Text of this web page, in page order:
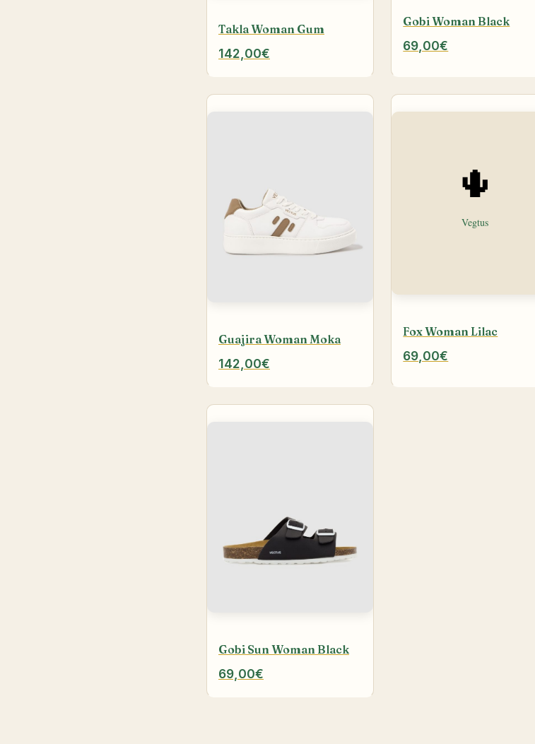
Takla Woman Gum
142,00€
Gobi Woman Black
69,00€
Guajira Woman Moka
142,00€
Fox Woman Lilac
69,00€
Gobi Sun Woman Black
69,00€